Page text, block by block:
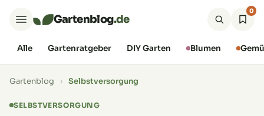
Gartenblog.de
0
Alle Gartenratgeber DIY Garten Blumen
Gartenblog › Selbstversorgung
SELBSTVERSORGUNG